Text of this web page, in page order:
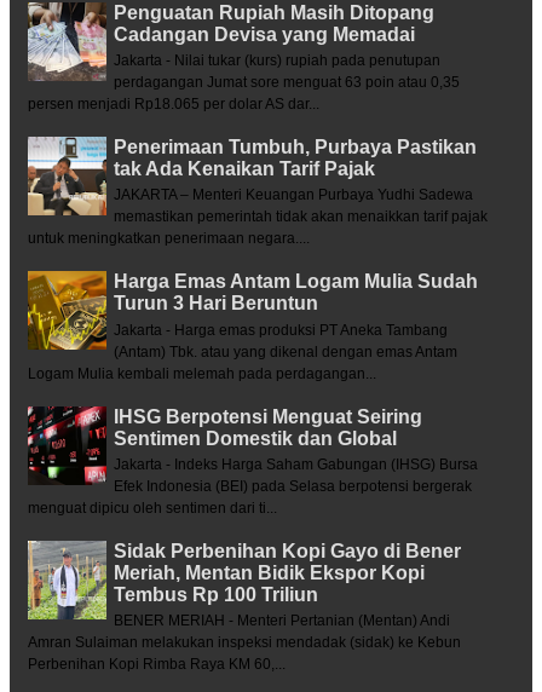
Penguatan Rupiah Masih Ditopang
Cadangan Devisa yang Memadai
Jakarta - Nilai tukar (kurs) rupiah pada penutupan
perdagangan Jumat sore menguat 63 poin atau 0,35
persen menjadi Rp18.065 per dolar AS dar...
Penerimaan Tumbuh, Purbaya Pastikan
tak Ada Kenaikan Tarif Pajak
JAKARTA – Menteri Keuangan Purbaya Yudhi Sadewa
memastikan pemerintah tidak akan menaikkan tarif pajak
untuk meningkatkan penerimaan negara....
Harga Emas Antam Logam Mulia Sudah
Turun 3 Hari Beruntun
Jakarta - Harga emas produksi PT Aneka Tambang
(Antam) Tbk. atau yang dikenal dengan emas Antam
Logam Mulia kembali melemah pada perdagangan...
IHSG Berpotensi Menguat Seiring
Sentimen Domestik dan Global
Jakarta - Indeks Harga Saham Gabungan (IHSG) Bursa
Efek Indonesia (BEI) pada Selasa berpotensi bergerak
menguat dipicu oleh sentimen dari ti...
Sidak Perbenihan Kopi Gayo di Bener
Meriah, Mentan Bidik Ekspor Kopi
Tembus Rp 100 Triliun
BENER MERIAH - Menteri Pertanian (Mentan) Andi
Amran Sulaiman melakukan inspeksi mendadak (sidak) ke Kebun
Perbenihan Kopi Rimba Raya KM 60,...